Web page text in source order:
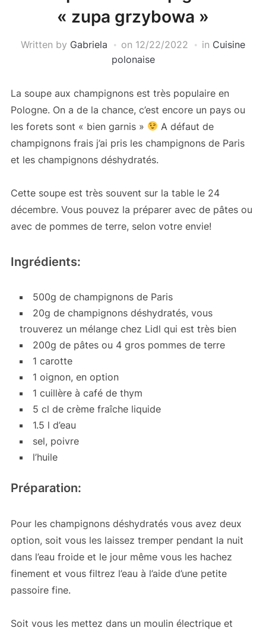
« zupa grzybowa »
Written by Gabriela on 12/22/2022 in Cuisine
polonaise
La soupe aux champignons est très populaire en
Pologne. On a de la chance, c’est encore un pays ou
les forets sont « bien garnis »
A défaut de
champignons frais j’ai pris les champignons de Paris
et les champignons déshydratés.
Cette soupe est très souvent sur la table le 24
décembre. Vous pouvez la préparer avec de pâtes ou
avec de pommes de terre, selon votre envie!
Ingrédients:
500g de champignons de Paris
20g de champignons déshydratés, vous
trouverez un mélange chez Lidl qui est très bien
200g de pâtes ou 4 gros pommes de terre
1 carotte
1 oignon, en option
1 cuillère à café de thym
5 cl de crème fraîche liquide
1.5 l d’eau
sel, poivre
l’huile
Préparation:
Pour les champignons déshydratés vous avez deux
option, soit vous les laissez tremper pendant la nuit
dans l’eau froide et le jour même vous les hachez
finement et vous filtrez l’eau à l’aide d’une petite
passoire fine.
Soit vous les mettez dans un moulin électrique et